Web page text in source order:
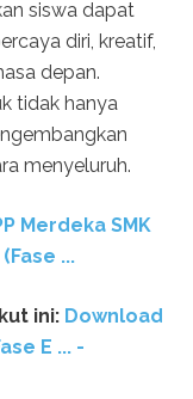
siswa dapat
diri, kreatif,
depan.
tidak hanya
menyeluruh.
Merdeka SMK
...
ini: Download
E ... -